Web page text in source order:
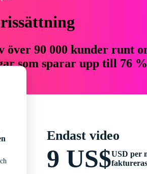
över 90 000 kunder runt
som sparar upp till 76
Endast video
9 US$USD per